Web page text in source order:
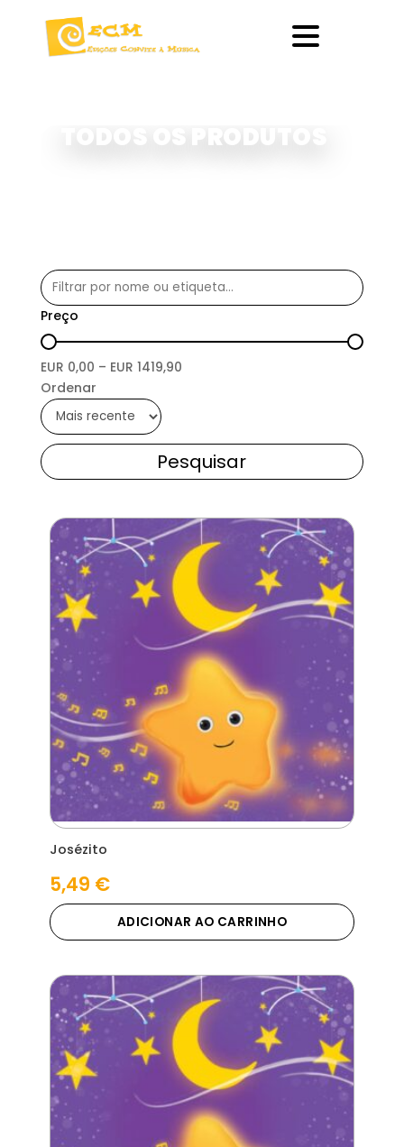
TODOS OS PRODUTOS
Preço
EUR 0,00 – EUR 1419,90
Ordenar
Pesquisar
Josézito
5,49 €
ADICIONAR AO CARRINHO